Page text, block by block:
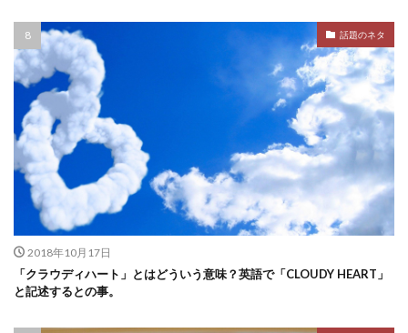
話題のネタ
2018年10月17日
「クラウディハート」とはどういう意味？英語で「CLOUDY HEART」
と記述するとの事。